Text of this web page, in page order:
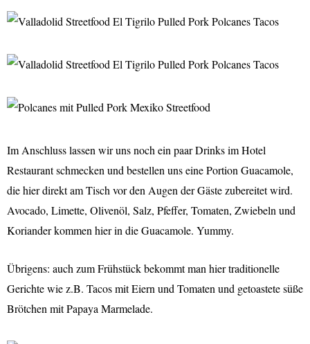
Im Anschluss lassen wir uns noch ein paar Drinks im Hotel
Restaurant schmecken und bestellen uns eine Portion Guacamole,
die hier direkt am Tisch vor den Augen der Gäste zubereitet wird.
Avocado, Limette, Olivenöl, Salz, Pfeffer, Tomaten, Zwiebeln und
Koriander kommen hier in die Guacamole. Yummy.
Übrigens: auch zum Frühstück bekommt man hier traditionelle
Gerichte wie z.B. Tacos mit Eiern und Tomaten und getoastete süße
Brötchen mit Papaya Marmelade.